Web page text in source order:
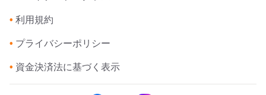
• 利用規約
• プライバシーポリシー
• 資金決済法に基づく表示